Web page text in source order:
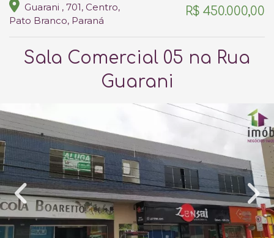
Guarani , 701, Centro,
Pato Branco, Paraná
R$ 450.000,00
Sala Comercial 05 na Rua
Guarani